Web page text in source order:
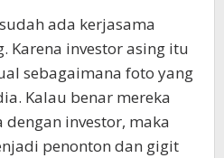
ada kerjasama
Karena investor asing itu
sebagaimana foto yang
Kalau benar mereka
investor, maka
penonton dan gigit